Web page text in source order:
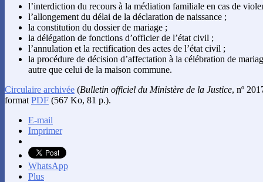
l’interdiction du recours à la médiation familiale en cas de
l’allongement du délai de la déclaration de naissance ;
la constitution du dossier de mariage ;
la délégation de fonctions d’officier de l’état civil ;
l’annulation et la rectification des actes de l’état civil ;
la procédure de décision d’affectation à la célébration de
autre que celui de la maison commune.
Circulaire archivée (Bulletin officiel du Ministère de la Justice, nº
format PDF (567 Ko, 81 p.).
E-mail
Imprimer
WhatsApp
Plus